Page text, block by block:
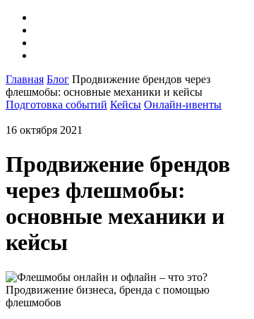
Главная Блог Продвижение брендов через
флешмобы: основные механики и кейсы
Подготовка событий Кейсы Онлайн-ивенты
16 октября 2021
Продвижение брендов
через флешмобы:
основные механики и
кейсы